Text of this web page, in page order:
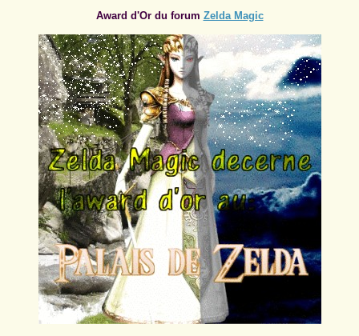
Award d'Or du forum Zelda Magic